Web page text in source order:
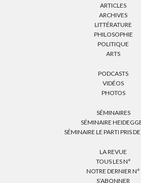
ARTICLES
ARCHIVES
LITTÉRATURE
PHILOSOPHIE
POLITIQUE
ARTS
PODCASTS
VIDÉOS
PHOTOS
SÉMINAIRES
SÉMINAIRE
SÉMINAIRE LE PARTI PRIS
LA REVUE
TOUS LES N°
NOTRE DERNIER N°
S’ABONNER